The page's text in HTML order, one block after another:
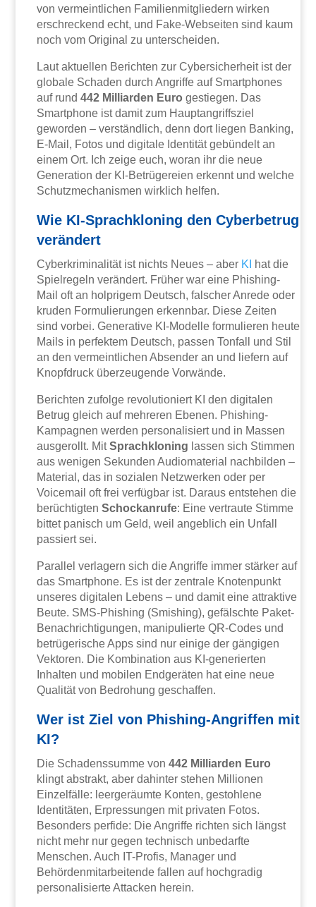
von vermeintlichen Familienmitgliedern wirken
erschreckend echt, und Fake-Webseiten sind kaum
noch vom Original zu unterscheiden.
Laut aktuellen Berichten zur Cybersicherheit ist der
globale Schaden durch Angriffe auf Smartphones
auf rund442 Milliarden Euro gestiegen. Das
Smartphone ist damit zum Hauptangriffsziel
geworden – verständlich, denn dort liegen Banking,
E-Mail, Fotos und digitale Identität gebündelt an
einem Ort. Ich zeige euch, woran ihr die neue
Generation der KI-Betrügereien erkennt und welche
Schutzmechanismen wirklich helfen.
Wie KI-Sprachkloning den Cyberbetrug
verändert
Cyberkriminalität ist nichts Neues – aber KI
hat die
Spielregeln verändert. Früher war eine Phishing-
Mail oft an holprigem Deutsch, falscher Anrede oder
kruden Formulierungen erkennbar. Diese Zeiten
sind vorbei. Generative KI-Modelle formulieren heute
Mails in perfektem Deutsch, passen Tonfall und Stil
an den vermeintlichen Absender an und liefern auf
Knopfdruck überzeugende Vorwände.
Berichten zufolge revolutioniert KI den digitalen
Betrug gleich auf mehreren Ebenen. Phishing-
Kampagnen werden personalisiert und in Massen
ausgerollt. MitSprachkloning lassen sich Stimmen
aus wenigen Sekunden Audiomaterial nachbilden –
Material, das in sozialen Netzwerken oder per
Voicemail oft frei verfügbar ist. Daraus entstehen die
berüchtigtenSchockanrufe: Eine vertraute Stimme
bittet panisch um Geld, weil angeblich ein Unfall
passiert sei.
Parallel verlagern sich die Angriffe immer stärker auf
das Smartphone. Es ist der zentrale Knotenpunkt
unseres digitalen Lebens – und damit eine attraktive
Beute. SMS-Phishing (Smishing), gefälschte Paket-
Benachrichtigungen, manipulierte QR-Codes und
betrügerische Apps sind nur einige der gängigen
Vektoren. Die Kombination aus KI-generierten
Inhalten und mobilen Endgeräten hat eine neue
Qualität von Bedrohung geschaffen.
Wer ist Ziel von Phishing-Angriffen mit
KI?
Die Schadenssumme von442 Milliarden Euro
klingt abstrakt, aber dahinter stehen Millionen
Einzelfälle: leergeräumte Konten, gestohlene
Identitäten, Erpressungen mit privaten Fotos.
Besonders perfide: Die Angriffe richten sich längst
nicht mehr nur gegen technisch unbedarfte
Menschen. Auch IT-Profis, Manager und
Behördenmitarbeitende fallen auf hochgradig
personalisierte Attacken herein.